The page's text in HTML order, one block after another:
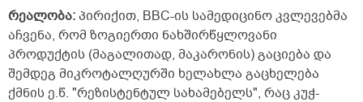
ენერგეტიკულ სასმელებს, არც ლიმონათებს,
არც კოკაკოლას და ა.შ. ვცხოვრობ
სპორტული ცხოვრების წესით. წყალზე
ვცდილობ დღეში 2 ლიტრა მაინც დავლიო.
დღეში 4 კილომეტრს მაინც ფეხით
დავდივარ; 7&ndash;8 კილომეტრიც, ცოტა
რეალობა:პირიქით, BBC-ის სამედიცინო კვლევებმა
აჩვენა, რომ ზოგიერთი ნახშირწყლოვანი
პროდუქტის (მაგალითად, მაკარონის) გაციება და
შემდეგ მიკროტალღურში ხელახლა გაცხელება
ქმნის ე.წ. "რეზისტენტულ სახამებელს", რაც კუჭ-